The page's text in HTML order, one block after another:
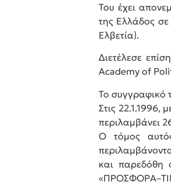
Του έχει
της Ελλάδος
Ελβετία).
Διετέλεσε
Academy of
Το συγγραφικό
Στις 22.1.1996,
περιλαμβάνει
Ο τόμος
και παρεδόθη